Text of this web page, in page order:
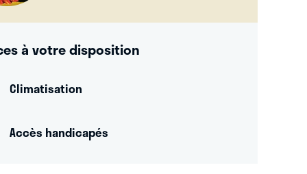
à votre disposition
Climatisation
Accès handicapés